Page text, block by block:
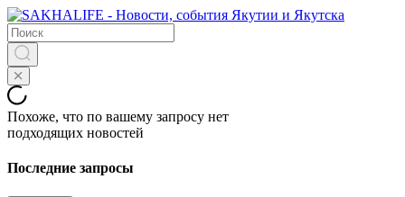
Похоже, что по вашему запросу нет
подходящих новостей
Последние запросы